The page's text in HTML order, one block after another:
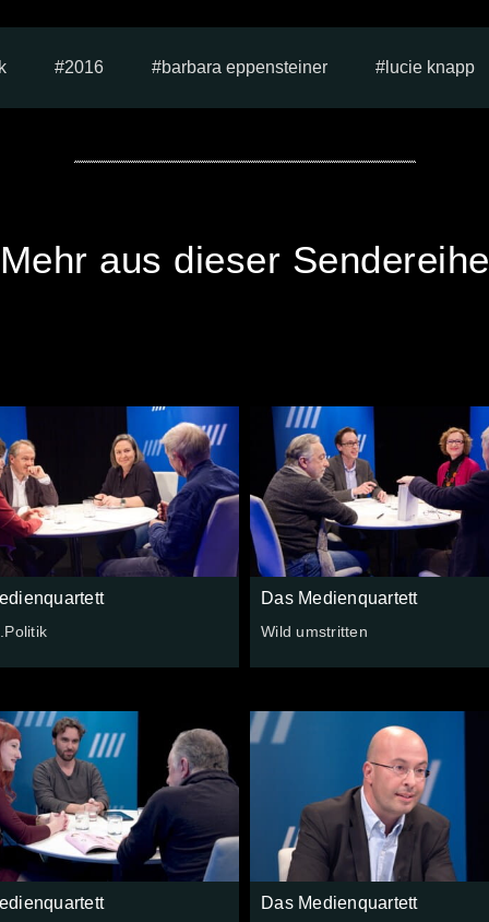
2016 barbara eppensteiner lucie knapp
Mehr aus dieser Sendereihe
Das Medienquartett
Wild umstritten
Das Medienquartett